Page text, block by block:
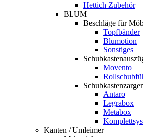
Hettich Zubehör
BLUM
Beschläge für
Topfbänder
Blumotion
Sonstiges
Movento
Antaro
Legrabox
Metabox
Kanten / Umleimer